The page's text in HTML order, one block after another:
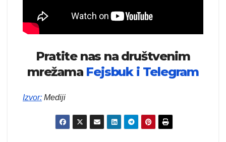
Pratite nas na društvenim
mrežama Fejsbuk i Telegram
Izvor: Mediji